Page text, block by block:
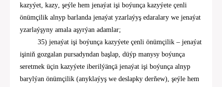
kazyýet, kazy, şeýle hem jenaýat işi boýunça kazyýete çenli
önümçilik alnyp barlanda jenaýat yzarlaýyş edaralary we jenaýat
yzarlaýşyny amala aşyrýan adamlar;
35) jenaýat işi boýunça kazyýete çenli önümçilik – jenaýat
işiniň gozgalan pursadyndan başlap, düýp manysy boýunça
seretmek üçin kazyýete iberilýänçä jenaýat işi boýunça alnyp
barylýan önümçilik (anyklaýyş we deslapky derňew), şeýle hem